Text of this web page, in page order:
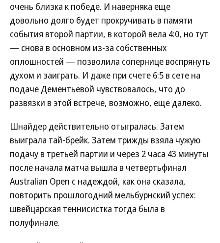
очень близка к победе. И наверняка еще
довольно долго будет прокручивать в памяти
события второй партии, в которой вела 4:0, но тут
— снова в основном из-за собственных
оплошностей — позволила сопернице воспрянуть
духом и заиграть. И даже при счете 6:5 в сете на
подаче Дементьевой чувствовалось, что до
развязки в этой встрече, возможно, еще далеко.
Шнайдер действительно отыгралась. Затем
выиграла тай-брейк. Затем трижды взяла чужую
подачу в третьей партии и через 2 часа 43 минуты
после начала матча вышла в четвертьфинал
Australian Open с надеждой, как она сказала,
повторить прошлогодний мельбурнский успех:
швейцарская теннисистка тогда была в
полуфинале.